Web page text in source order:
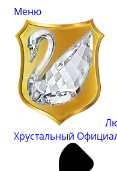
Меню
Хрустальный